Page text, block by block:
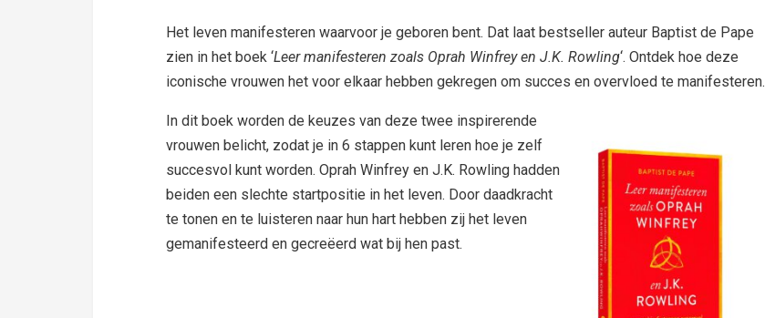
Het leven manifesteren waarvoor je geboren bent. Dat laat bestseller auteur Baptist de Pape
zien in het boek ‘Leer manifesteren zoals Oprah Winfrey en J.K. Rowling‘. Ontdek hoe deze
iconische vrouwen het voor elkaar hebben gekregen om succes en overvloed te manifesteren.
In dit boek worden de keuzes van deze twee inspirerende
vrouwen belicht, zodat je in 6 stappen kunt leren hoe je zelf
succesvol kunt worden. Oprah Winfrey en J.K. Rowling hadden
beiden een slechte startpositie in het leven. Door daadkracht
te tonen en te luisteren naar hun hart hebben zij het leven
gemanifesteerd en gecreëerd wat bij hen past.